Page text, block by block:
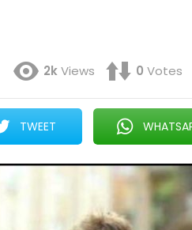
2kViews 0 Votes
TWEET